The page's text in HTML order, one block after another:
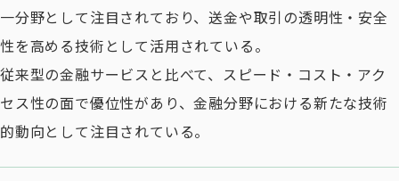
一分野として注目されており、送金や取引の透明性・安全
性を高める技術として活用されている。
従来型の金融サービスと比べて、スピード・コスト・アク
セス性の面で優位性があり、金融分野における新たな技術
的動向として注目されている。